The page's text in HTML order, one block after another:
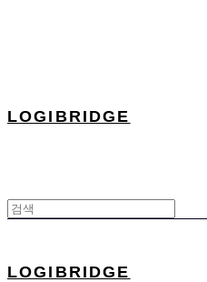
LOGIBRIDGE
LOGIBRIDGE